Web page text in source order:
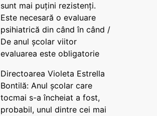
sunt mai puțini rezistenți.
Este necesară o evaluare
psihiatrică din când în când /
De anul școlar viitor
evaluarea este obligatorie
Directoarea Violeta Estrella
Bontilă: Anul școlar care
tocmai s-a încheiat a fost,
probabil, unul dintre cei mai